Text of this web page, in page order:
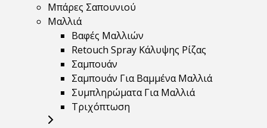
Μπάρες Σαπουνιού
Μαλλιά
Βαφές Μαλλιών
Retouch Spray Κάλυψης Ρίζας
Σαμπουάν
Σαμπουάν Για Βαμμένα Μαλλιά
Συμπληρώματα Για Μαλλιά
Τριχόπτωση